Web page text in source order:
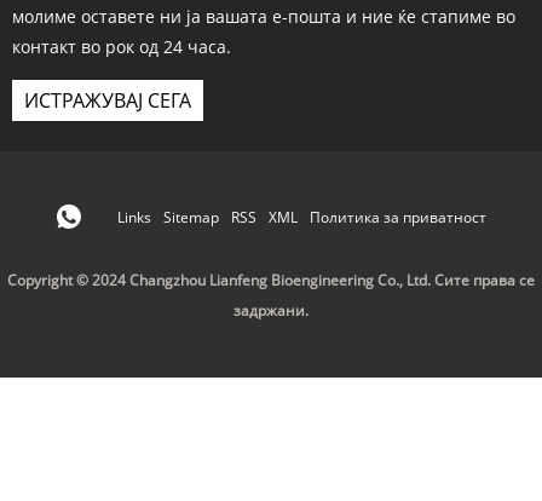
молиме оставете ни ја вашата е-пошта и ние ќе стапиме во
контакт во рок од 24 часа.
ИСТРАЖУВАЈ СЕГА
Links Sitemap RSS XML Политика за приватност
Copyright © 2024 Changzhou Lianfeng Bioengineering Co., Ltd. Сите права се
задржани.